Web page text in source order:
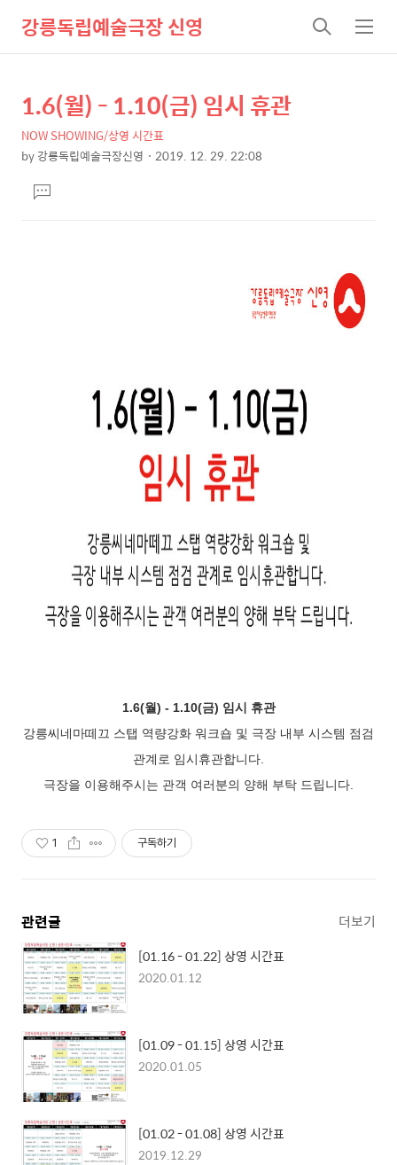
강릉독립예술극장 신영
검
색
메
뉴
상
세
컨
텐
츠
본
문
제
목
1.6(월) - 1.10(금) 임시 휴관
NOW SHOWING/상영 시간표
by강릉독립예술극장신영 2019. 12. 29. 22:08
문댓
글
1.6(월) - 1.10(금) 임시 휴관
강릉씨네마떼끄 스탭 역량강화 워크숍 및 극장 내부 시스템 점검
관계로 임시휴관합니다.
극장을 이용해주시는 관객 여러분의 양해 부탁 드립니다.
1 구독하기
관련글 더보기
[01.16 - 01.22] 상영 시간표
2020.01.12
[01.09 - 01.15] 상영 시간표
2020.01.05
[01.02 - 01.08] 상영 시간표
2019.12.29